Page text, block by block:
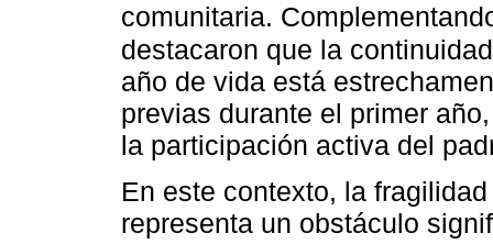
comunitaria.
destacaron que la
año de vida está
previas durante el primer
la participación activa del
En este contexto, la
representa un obstáculo